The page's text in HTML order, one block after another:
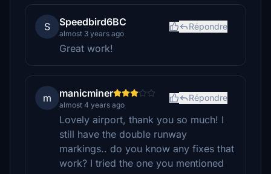
S Speedbird6BC
almost 3 years ago
Répondre
Great work!
m manicminer
almost 4 years ago
Répondre
Lovely airport, thank you so much! I
still have the double runway
markings.. do you know any fixes that
work? I tried the one you mentioned